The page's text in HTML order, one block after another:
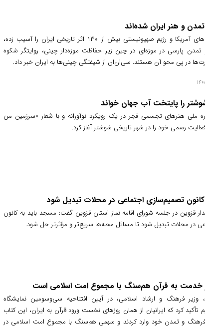
و هنر ایران شده‌اند
در حالی که بمباران‌های آمریکا و رژیم صهیونیستی بیش از ۱۳۰ اثر تاریخی ایران را آسیب زده،
تمدن پارسی در موزه‌ای در چین زیر حفاظت موزه‌دار چینی، روایتگر شکوه
در پی محو آن هستند. سی‌ان‌ان از شیفتگی چینی‌ها به ایران خبر داد.
را پایتخت آب جهان خواند
ملی هنرهای تجسمی فجر در یک رویکرد نوآورانه و با شعار «سرزمین من
رسمی خود را در شهر تاریخی شوشتر آغاز کرد.
تصمیم‌سازی اجتماعی در محلات تبدیل شود
قزوین در جلسه شورای اقامه نماز استان قزوین گفت: مسجد باید به کانون
در محلات تبدیل شود تا مسائل محله‌ها سریع‌تر و مؤثرتر حل شود.
خدمت به قرآن هم‌سنگ با مجموع امت اسلامی است
فرهنگ و ارشاد اسلامی، در آیین افتتاحیه سی‌وسومین نمایشگاه
تأکید کرد که ایرانیان از همان روزهای نخست ورود قرآن به ایران، این کتاب
و تمدن خود وارد کردند و سهمی هم‌سنگ با مجموع امت اسلامی در